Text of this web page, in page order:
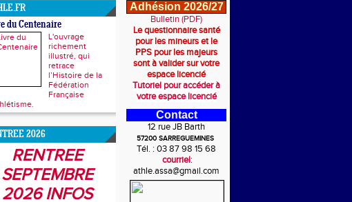
du Centenaire
L'ouvrage
richement
illustré, qui
retrace
l’Histoire de la
Fédération
Française
2026
RENTREE
SEPTEMBRE
2026 INFOS
Adhésion 2026/27
Bulletin (PDF)
Le questionnaire santé
pour les mineurs et le
PPS pour les majeurs
sont à valider sur votre
espace licencié
Tutoriel pour accéder à
votre espace licencié
Contact
12 rue JB Barth
57200 SARREGUEMINES
Tél. : 03 87 98 15 68
courriel:
athle.assa@gmail.com